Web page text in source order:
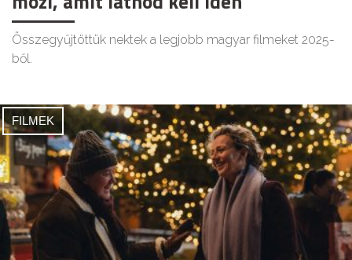
Összegyűjtöttük nektek a legjobb magyar filmeket 2025-
ből.
FILMEK